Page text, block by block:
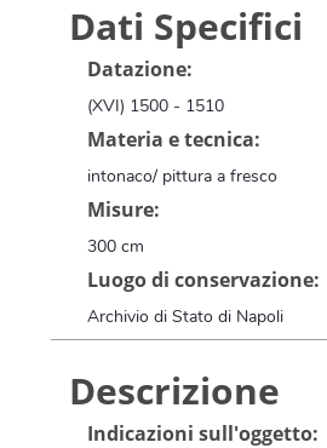
Dati Specifici
Datazione:
(XVI) 1500 - 1510
Materia e tecnica:
intonaco/ pittura a fresco
Misure:
300 cm
Luogo di conservazione:
Archivio di Stato di Napoli
Descrizione
Indicazioni sull'oggetto: